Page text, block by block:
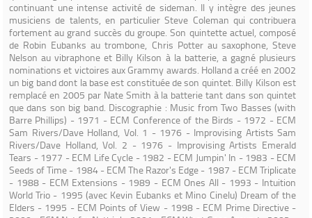
continuant une intense activité de sideman. Il y intègre des jeunes
musiciens de talents, en particulier Steve Coleman qui contribuera
fortement au grand succès du groupe. Son quintette actuel, composé
de Robin Eubanks au trombone, Chris Potter au saxophone, Steve
Nelson au vibraphone et Billy Kilson à la batterie, a gagné plusieurs
nominations et victoires aux Grammy awards. Holland a créé en 2002
un big band dont la base est constituée de son quintet. Billy Kilson est
remplacé en 2005 par Nate Smith à la batterie tant dans son quintet
que dans son big band. Discographie : Music from Two Basses (with
Barre Phillips) - 1971 - ECM Conference of the Birds - 1972 - ECM
Sam Rivers/Dave Holland, Vol. 1 - 1976 - Improvising Artists Sam
Rivers/Dave Holland, Vol. 2 - 1976 - Improvising Artists Emerald
Tears - 1977 - ECM Life Cycle - 1982 - ECM Jumpin' In - 1983 - ECM
Seeds of Time - 1984 - ECM The Razor's Edge - 1987 - ECM Triplicate
- 1988 - ECM Extensions - 1989 - ECM Ones All - 1993 - Intuition
World Trio - 1995 (avec Kevin Eubanks et Mino Cinelu) Dream of the
Elders - 1995 - ECM Points of View - 1998 - ECM Prime Directive -